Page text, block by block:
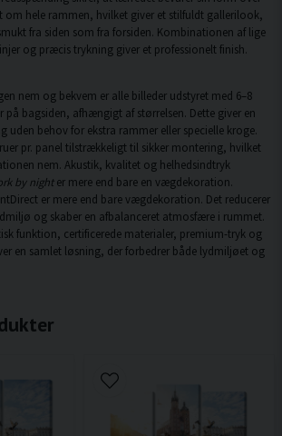
om hele rammen, hvilket giver et stilfuldt gallerilook,
fra siden som fra forsiden. Kombinationen af lige
og præcis trykning giver et professionelt finish.
nem og bekvem er alle billeder udstyret med 6–8
på bagsiden, afhængigt af størrelsen. Dette giver en
uden behov for ekstra rammer eller specielle kroge.
pr. panel tilstrækkeligt til sikker montering, hvilket
nem. Akustik, kvalitet og helhedsindtryk
by nighter mere end bare en vægdekoration.
er mere end bare vægdekoration. Det reducerer
og skaber en afbalanceret atmosfære i rummet.
funktion, certificerede materialer, premium-tryk og
en samlet løsning, der forbedrer både lydmiljøet og